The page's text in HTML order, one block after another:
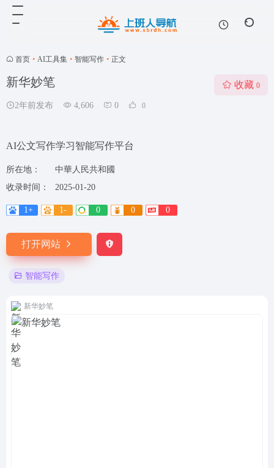
首页 • AI工具集 • 智能写作 • 正文
新华妙笔
2年前发布 4,606 0 0
收藏 0
AI公文写作学习智能写作平台
所在地：
中華人民共和國
收录时间：
2025-01-20
1+ 1- 0 0 0
打开网站
智能写作
新华妙笔